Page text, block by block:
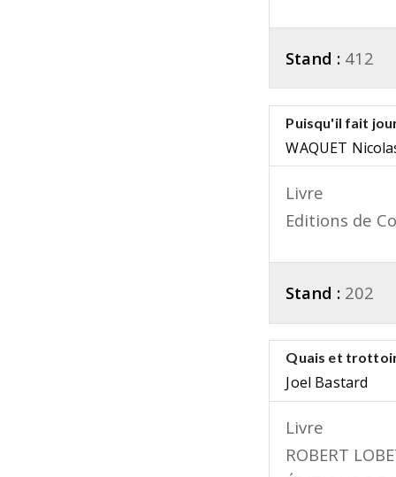
Stand : 412
Puisqu'il fait
WAQUET
Livre
Editions de
Stand : 202
Quais et
Joel Bastard
Livre
ROBERT